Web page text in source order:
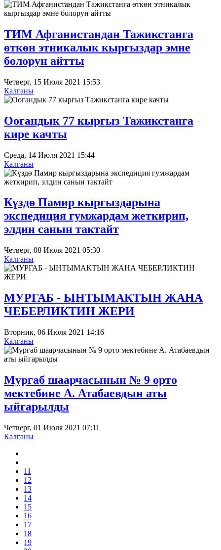
ТИМ Афганистандан Тажикстанга
өткөн этникалык кыргыздар эмне
болорун айтты
Четверг, 15 Июля 2021 15:53
Калганы
Оогандык 77 кыргыз Тажикстанга
кире качты
Среда, 14 Июля 2021 15:44
Калганы
Күздө Памир кыргыздарына
экспедиция гумжардам жеткирип,
элдин санын тактайт
Четверг, 08 Июля 2021 05:30
Калганы
МУРГАБ - ЫНТЫМАКТЫН ЖАНА
ЧЕБЕРЛИКТИН ЖЕРИ
Вторник, 06 Июля 2021 14:16
Калганы
Мургаб шаарчасынын № 9 орто
мектебине А. Атабаевдын аты
ыйгарылды
Четверг, 01 Июля 2021 07:11
Калганы
11
12
13
14
15
16
17
18
19